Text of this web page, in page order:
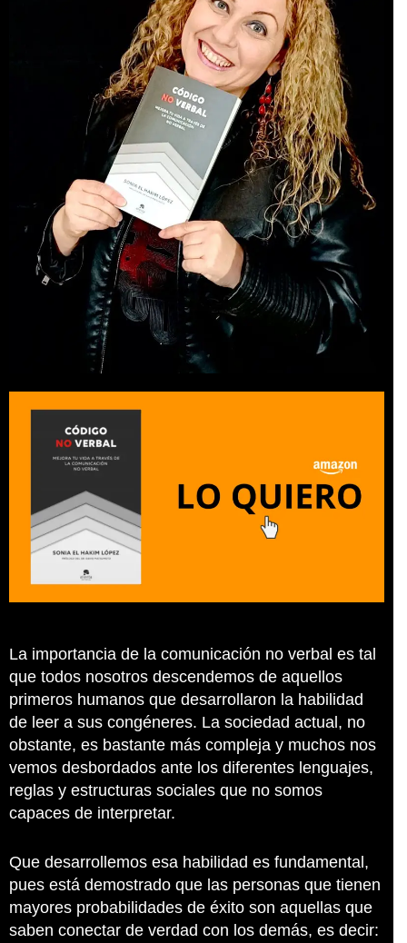
La importancia de la comunicación no verbal es tal
que todos nosotros descendemos de aquellos
primeros humanos que desarrollaron la habilidad
de leer a sus congéneres. La sociedad actual, no
obstante, es bastante más compleja y muchos nos
vemos desbordados ante los diferentes lenguajes,
reglas y estructuras sociales que no somos
capaces de interpretar.
Que desarrollemos esa habilidad es fundamental,
pues está demostrado que las personas que tienen
mayores probabilidades de éxito son aquellas que
saben conectar de verdad con los demás, es decir: